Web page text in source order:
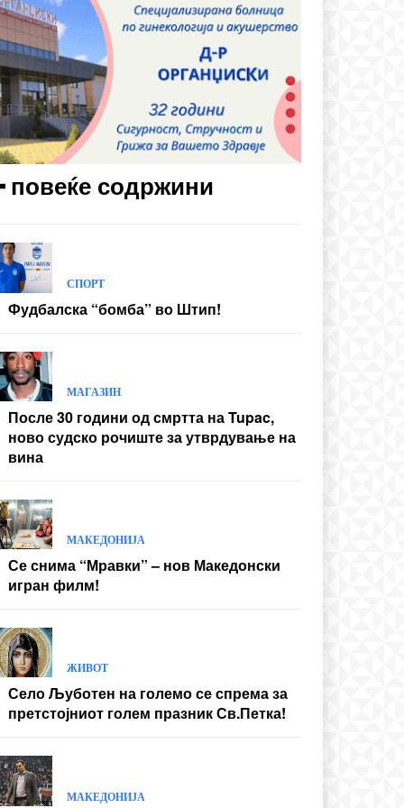
повеќе содржини
СПОРТ
Фудбалска “бомба” во Штип!
МАГАЗИН
После 30 години од смртта на Tupac,
ново судско рочиште за утврдување на
вина
МАКЕДОНИЈА
Се снима “Мравки” – нов Македонски
игран филм!
ЖИВОТ
Село Љуботен на големо се спрема за
претстојниот голем празник Св.Петка!
МАКЕДОНИЈА